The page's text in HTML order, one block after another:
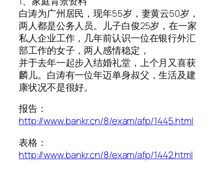
白涛为广州居民，现年55岁，妻黄云50岁，
两人都是公务人员。儿子白俊25岁，在一家
私人企业工作，几年前认识一位在银行外汇
部工作的女子，两人感情稳定，
并于去年一起步入结婚礼堂，上个月又喜获
麟儿。白涛有一位年迈单身叔父，生活及建
康状况不是很好。
报告：
http://www.bankr.cn/8/exam/afp/1445.html
表格：
http://www.bankr.cn/8/exam/afp/1442.html